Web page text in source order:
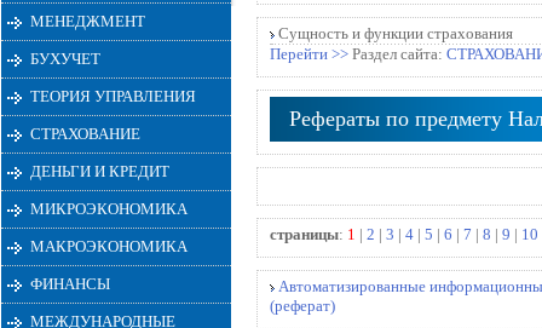
МЕНЕДЖМЕНТ
БУХУЧЕТ
ТЕОРИЯ УПРАВЛЕНИЯ
СТРАХОВАНИЕ
ДЕНЬГИ И КРЕДИТ
МИКРОЭКОНОМИКА
МАКРОЭКОНОМИКА
ФИНАНСЫ
МЕЖДУНАРОДНЫЕ
Сущность и функции страхования
Перейти >> Раздел сайта:
Рефераты по предмету
страницы: 1 | 2 | 3 | 4 | 5 | 6 | 7 | 8 | 9 | 10
Автоматизированные
(реферат)